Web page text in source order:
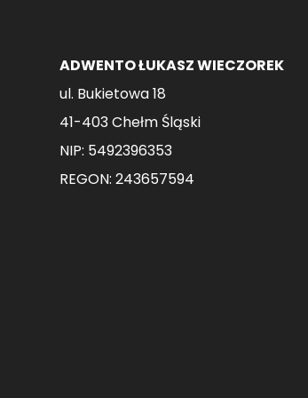
ADWENTO ŁUKASZ WIECZOREK
ul. Bukietowa 18
41-403 Chełm Śląski
NIP: 5492396353
REGON: 243657594